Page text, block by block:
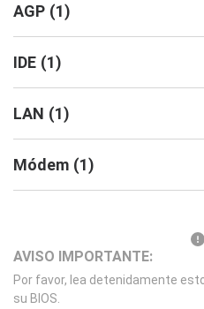
AGP (1)
IDE (1)
LAN (1)
Módem (1)
AVISO IMPORTANTE:
Por favor, lea detenidamente
su BIOS.